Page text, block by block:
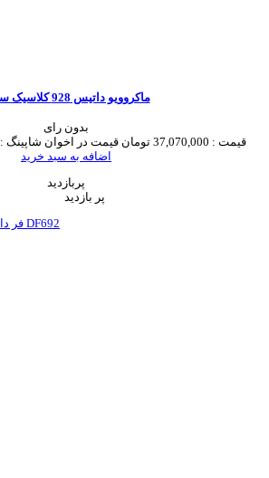
ماکروویو داتیس 928 کلاسیک سفید
بدون رای
قیمت : 37,070,000 تومان قیمت در اخوان شاپینگ :
اضافه به سبد خرید
پربازدید
پر بازدید